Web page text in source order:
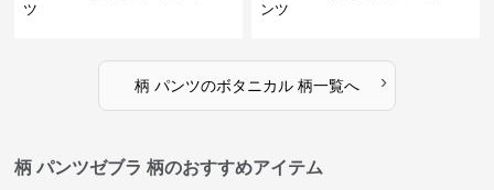
ツ
ンツ
柄 パンツのボタニカル 柄一覧へ ›
柄 パンツゼブラ 柄のおすすめアイテム